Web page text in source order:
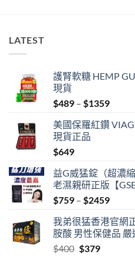
LATEST
護腎軟糖 HEMP
現貨
$489 – $1359Price
$489
美國保羅紅鑽
現貨正品
$649
益G威猛錠（超濃
老濕親研正版【
$759 – $2459Price
$759
我弟很猛香港官網
胺酸 男性保健品
$400 Original
$379Current